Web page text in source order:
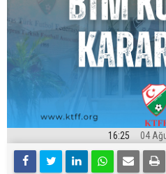
16:25 04